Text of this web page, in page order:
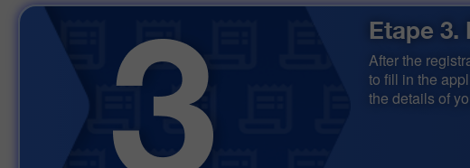
Etape 3.
After the
to fill in the
the details of